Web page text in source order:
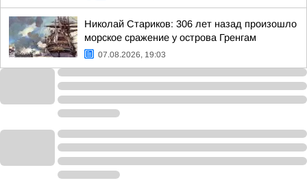
Николай Стариков: 306 лет назад произошло
морское сражение у острова Гренгам
07.08.2026, 19:03